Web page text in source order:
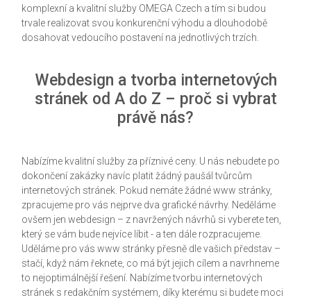
komplexní a kvalitní služby OMEGA Czech a tím si budou
trvale realizovat svou konkurenční výhodu a dlouhodobě
dosahovat vedoucího postavení na jednotlivých trzích.
Webdesign a tvorba internetových
stránek od A do Z – proč si vybrat
právě nás?
Nabízíme kvalitní služby za příznivé ceny. U nás nebudete po
dokončení zakázky navíc platit žádný paušál tvůrcům
internetových stránek. Pokud nemáte žádné www stránky,
zpracujeme pro vás nejprve dva grafické návrhy. Neděláme
ovšem jen webdesign – z navržených návrhů si vyberete ten,
který se vám bude nejvíce líbit - a ten dále rozpracujeme.
Uděláme pro vás www stránky přesně dle vašich představ –
stačí, když nám řeknete, co má být jejich cílem a navrhneme
to nejoptimálnější řešení. Nabízíme tvorbu internetových
stránek s redakčním systémem, díky kterému si budete moci